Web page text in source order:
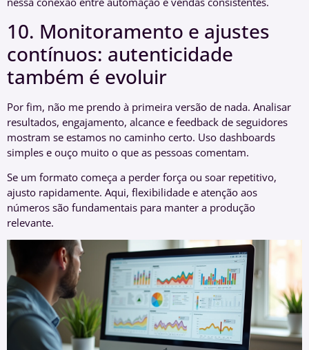
10. Monitoramento e ajustes
contínuos: autenticidade
também é evoluir
Por fim, não me prendo à primeira versão de nada. Analisar
resultados, engajamento, alcance e feedback de seguidores
mostram se estamos no caminho certo. Uso dashboards
simples e ouço muito o que as pessoas comentam.
Se um formato começa a perder força ou soar repetitivo,
ajusto rapidamente. Aqui, flexibilidade e atenção aos
números são fundamentais para manter a produção
relevante.